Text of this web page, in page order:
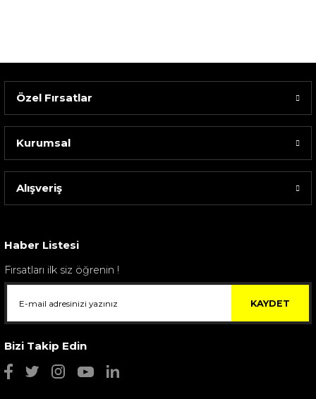
Sarev Elfıda Flanel Nevresim Takımı Çift Kişili...
Özel Fırsatlar
Kurumsal
Alışveriş
Haber Listesi
Fırsatları ilk siz öğrenin !
KAYDET
Bizi Takip Edin